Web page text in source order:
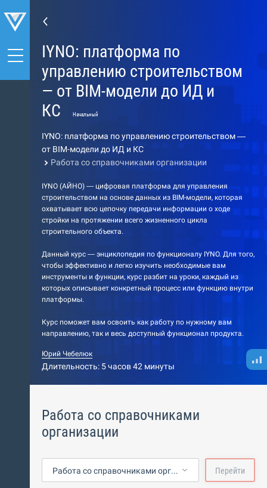
IYNO: платформа по
управлению строительством
— от BIM-модели до ИД и
КС
Начальный
IYNO: платформа по управлению строительством —
от BIM-модели до ИД и КС
Работа со справочниками организации
IYNO (АЙНО) — цифровая платформа для управления
строительством на основе данных из BIM-модели, которая
охватывает всю цепочку передачи информации о ходе
стройки на протяжении всего жизненного цикла
строительного объекта.
Данный курс — энциклопедия по функционалу IYNO. Для того,
чтобы эффективно и легко изучить необходимые вам
инструменты и функции, курс разбит на уроки, каждый из
которых описывает конкретный процесс или функцию внутри
платформы.
Курс поможет вам освоить как работу по нужному вам
направлению, так и весь доступный функционал продукта.
Юрий Чебелюк
Длительность: 5 часов 42 минуты
Работа со справочниками
организации
Работа со справочниками организации Перейти